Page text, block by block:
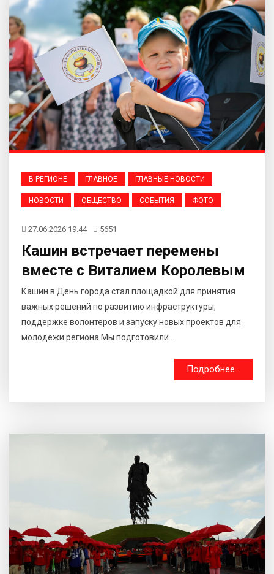
В РЕГИОНЕ ГЛАВНОЕ ГЛАВНЫЕ НОВОСТИ
НОВОСТИ ОБЩЕСТВО СОБЫТИЯ ФОТО
27.06.2026 19:44 5651
Кашин встречает перемены
вместе с Виталием Королевым
Кашин в День города стал площадкой для принятия
важных решений по развитию инфраструктуры,
поддержке волонтеров и запуску новых проектов для
молодежи региона ​Мы подготовили...
Подробнее...